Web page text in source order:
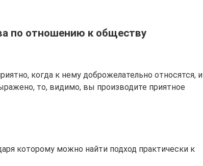
по отношению к обществу
когда к нему доброжелательно относятся, и
то, видимо, вы производите приятное
которому можно найти подход практически к